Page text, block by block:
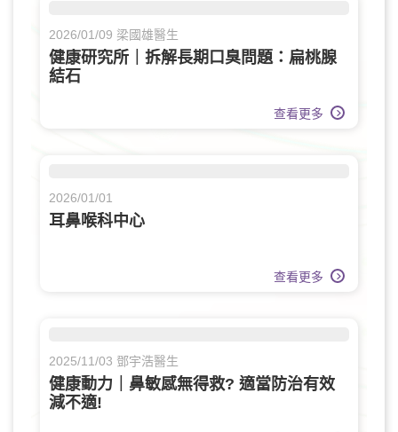
2026/01/09 梁國雄醫生
健康研究所｜拆解長期口臭問題：扁桃腺
結石
查看更多
2026/01/01
耳鼻喉科中心
查看更多
2025/11/03 鄧宇浩醫生
健康動力｜鼻敏感無得救? 適當防治有效
減不適!